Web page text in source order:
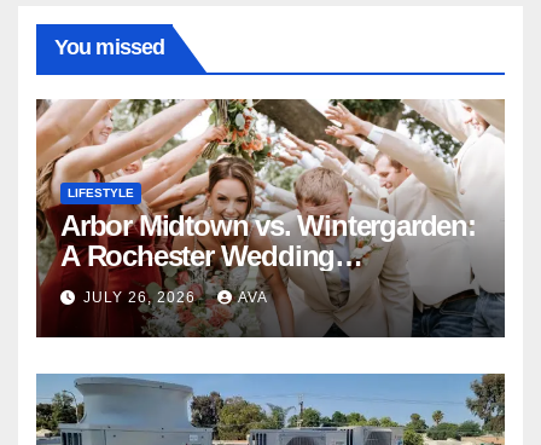
You missed
LIFESTYLE
Arbor Midtown vs. Wintergarden:
A Rochester Wedding
Photography Perspective
JULY 26, 2026 AVA